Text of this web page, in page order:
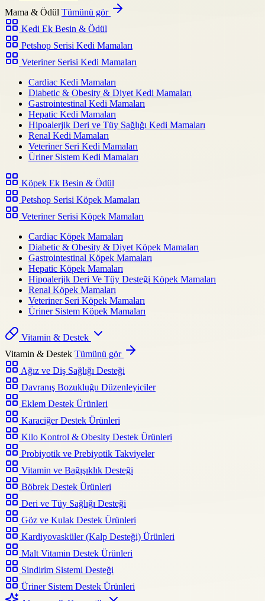
Mama & Ödül Tümünü gör
Kedi Ek Besin & Ödül
Petshop Serisi Kedi Mamaları
Veteriner Serisi Kedi Mamaları
Cardiac Kedi Mamaları
Diabetic & Obesity & Diyet Kedi Mamaları
Gastrointestinal Kedi Mamaları
Hepatic Kedi Mamaları
Hipoalerjik Deri ve Tüy Sağlığı Kedi Mamaları
Renal Kedi Mamaları
Veteriner Seri Kedi Mamaları
Üriner Sistem Kedi Mamaları
Köpek Ek Besin & Ödül
Petshop Serisi Köpek Mamaları
Veteriner Serisi Köpek Mamaları
Cardiac Köpek Mamaları
Diabetic & Obesity & Diyet Köpek Mamaları
Gastrointestinal Köpek Mamaları
Hepatic Köpek Mamaları
Hipoalerjik Deri Ve Tüy Desteği Köpek Mamaları
Renal Köpek Mamaları
Veteriner Seri Köpek Mamaları
Üriner Sistem Köpek Mamaları
Vitamin & Destek
Vitamin & Destek Tümünü gör
Ağız ve Diş Sağlığı Desteği
Davranış Bozukluğu Düzenleyiciler
Eklem Destek Ürünleri
Karaciğer Destek Ürünleri
Kilo Kontrol & Obesity Destek Ürünleri
Probiyotik ve Prebiyotik Takviyeler
Vitamin ve Bağışıklık Desteği
Böbrek Destek Ürünleri
Deri ve Tüy Sağlığı Desteği
Göz ve Kulak Destek Ürünleri
Kardiyovasküler (Kalp Desteği) Ürünleri
Malt Vitamin Destek Ürünleri
Sindirim Sistemi Desteği
Üriner Sistem Destek Ürünleri